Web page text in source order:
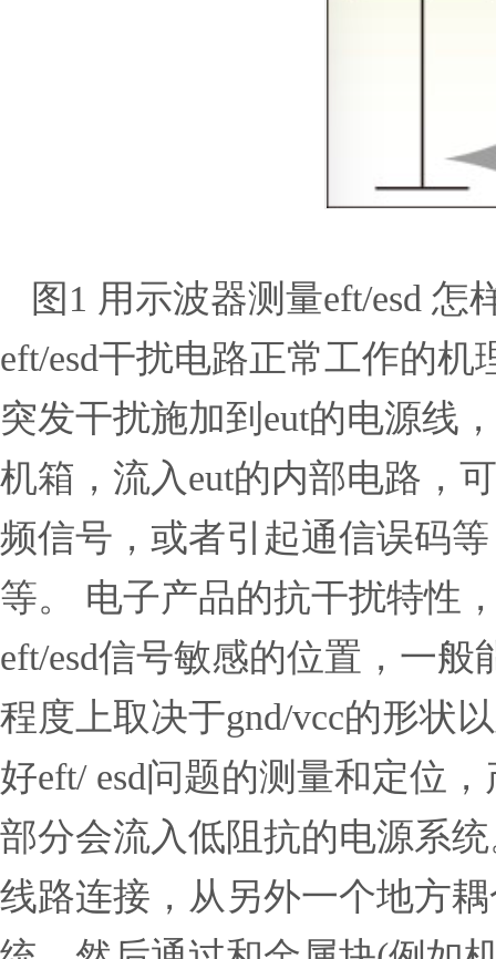
图1 用示波器测量eft/esd
eft/esd干扰电路正常工作的
突发干扰施加到eut的电源线
机箱，流入eut的内部电路，
频信号，或者引起通信误码
等。 电子产品的抗干扰特性
eft/esd信号敏感的位置，一
程度上取决于gnd/vcc的形状
好eft/ esd问题的测量和定位
部分会流入低阻抗的电源系
线路连接，从另外一个地方